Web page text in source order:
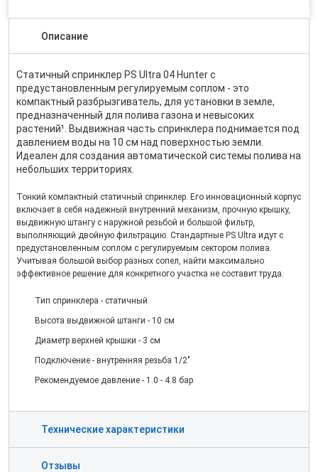
Описание
Статичный спринклер PS Ultra 04 Hunter с
предустановленным регулируемым соплом - это
компактный разбрызгиватель, для установки в земле,
предназначенный для полива газона и невысоких
растений¹. Выдвижная часть спринклера поднимается под
давлением воды на 10 см над поверхностью земли.
Идеален для создания автоматической системы полива на
небольших территориях.
Тонкий компактный статичный спринклер. Его инновационный корпус
включает в себя надежный внутренний механизм, прочную крышку,
выдвижную штангу с наружной резьбой и большой фильтр,
выполняющий двойную фильтрацию. Стандартные PS Ultra идут с
предустановленным соплом с регулируемым сектором полива.
Учитывая большой выбор разных сопел, найти максимально
эффективное решение для конкретного участка не составит труда.
Тип спринклера - cтатичный
Высота выдвижной штанги - 10 см
Диаметр верхней крышки - 3 см
Подключение - внутренняя резьба 1/2"
Рекомендуемое давление - 1.0 - 4.8 бар
Технические характеристики
Отзывы